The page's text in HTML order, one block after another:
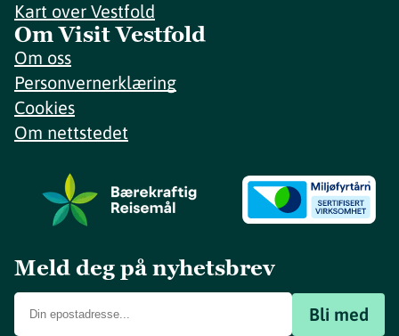
Kart over Vestfold
Om Visit Vestfold
Om oss
Personvernerklæring
Cookies
Om nettstedet
Meld deg på nyhetsbrev
Bli med